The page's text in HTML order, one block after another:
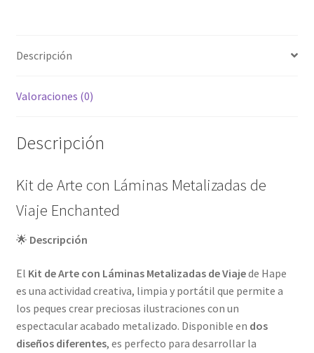
Descripción
Valoraciones (0)
Descripción
Kit de Arte con Láminas Metalizadas de
Viaje Enchanted
🌟 Descripción
El Kit de Arte con Láminas Metalizadas de Viajede Hape
es una actividad creativa, limpia y portátil que permite a
los peques crear preciosas ilustraciones con un
espectacular acabado metalizado. Disponible en dos
diseños diferentes, es perfecto para desarrollar la